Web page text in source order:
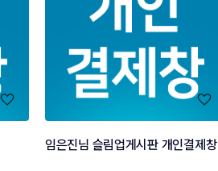
임은진님 슬림업게시판 개인결제창